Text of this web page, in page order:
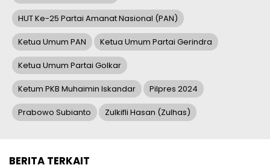
Prabowo Subianto dan Megawati Soekarnoputri Absen
di Sarasehan BPIP, Apa yang Sebenarnya Terjadi?
Minggu, 18 Mei 2025 - 16:55 WIB
Memprotes Gubernur yang Dinilai Abaikan Legislatif,
Fraksi PDIP Walk Out Bela Marwah DPRD Jawa Barat
BERITA TERBARU
MAYORITAS DI UNDERSCORE DISTRICT,